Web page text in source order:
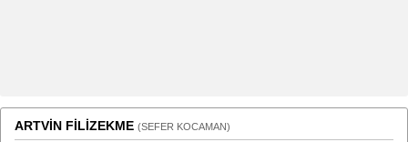
ARTVİN FİLİZEKME (SEFER KOCAMAN)